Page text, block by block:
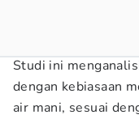
Studi ini
dengan kebiasaan
air mani, sesuai